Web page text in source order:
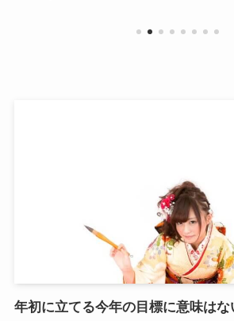
年初に立てる今年の目標に意味は